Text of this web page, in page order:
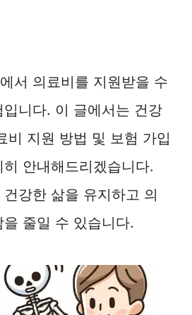
서 의료비를 지원받을 수
니다. 이 글에서는 건강
비 지원 방법 및 보험 가입
안내해드리겠습니다.
강한 삶을 유지하고 의
줄일 수 있습니다.